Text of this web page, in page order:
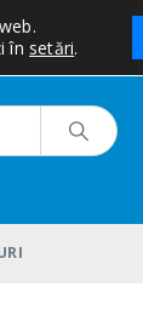
în setări.